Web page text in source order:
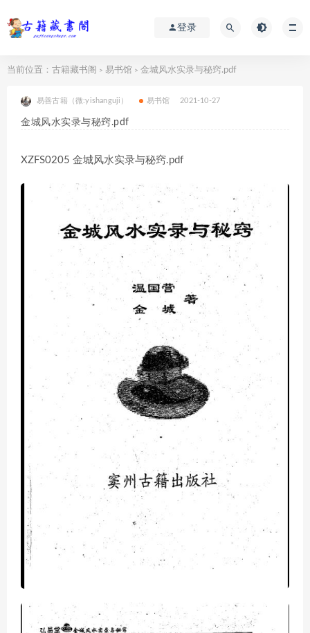
登录
当前位置： 古籍藏书阁 > 易书馆 > 金城风水实录与秘窍.pdf
易善古籍（微:yishanguji） 易书馆 2021-10-27
金城风水实录与秘窍.pdf
XZFS0205 金城风水实录与秘窍.pdf